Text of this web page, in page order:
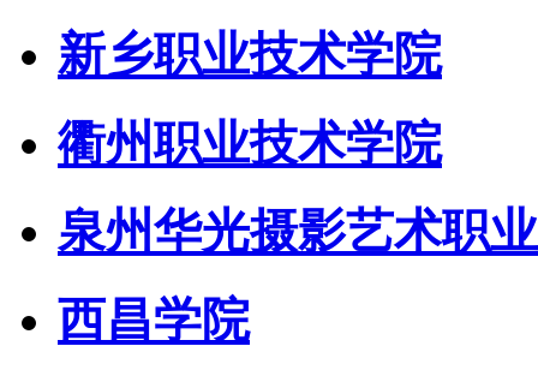
新乡职业技术学院
衢州职业技术学院
泉州华光摄影艺术职
西昌学院